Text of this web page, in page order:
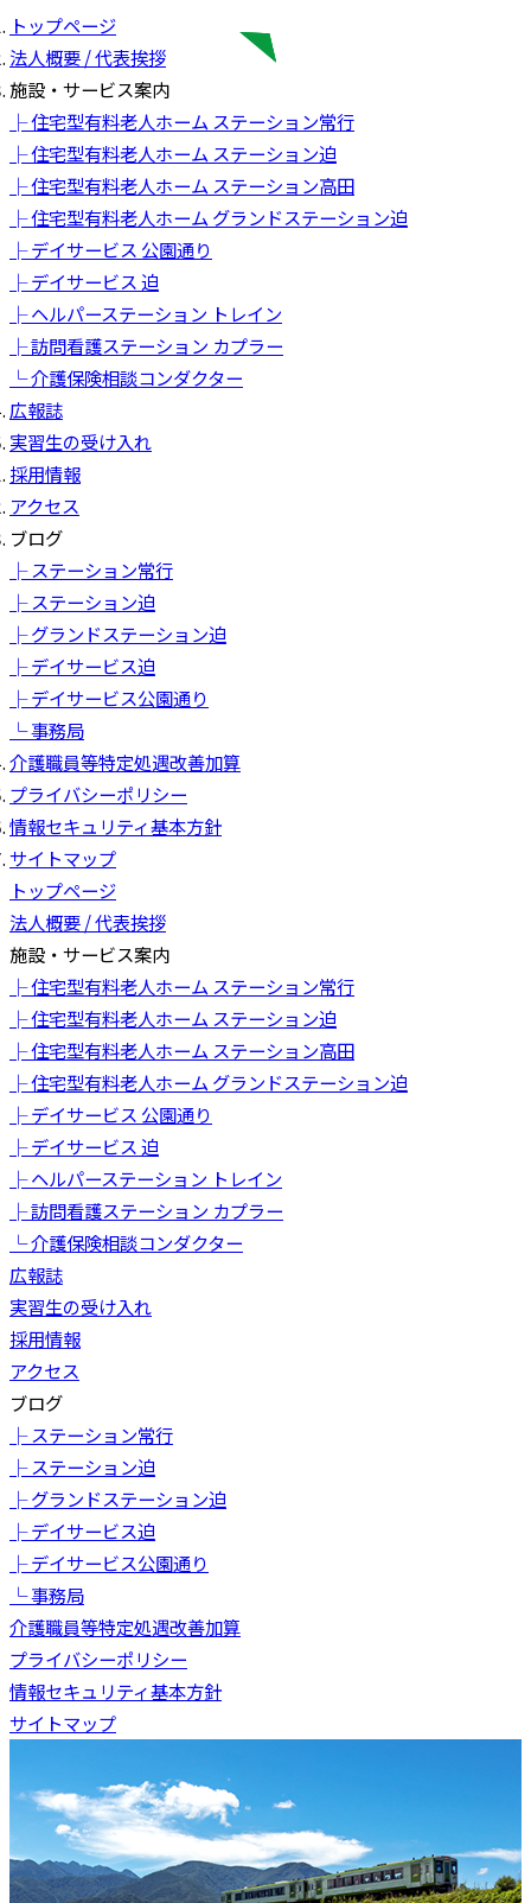
トップページ
法人概要 / 代表挨拶
施設・サービス案内
├ 住宅型有料老人ホーム ステーション常行
├ 住宅型有料老人ホーム ステーション迫
├ 住宅型有料老人ホーム ステーション高田
├ 住宅型有料老人ホーム グランドステーション迫
├ デイサービス 公園通り
├ デイサービス 迫
├ ヘルパーステーション トレイン
├ 訪問看護ステーション カプラー
└ 介護保険相談コンダクター
広報誌
実習生の受け入れ
採用情報
アクセス
ブログ
├ ステーション常行
├ ステーション迫
├ グランドステーション迫
├ デイサービス迫
├ デイサービス公園通り
└ 事務局
介護職員等特定処遇改善加算
プライバシーポリシー
情報セキュリティ基本方針
サイトマップ
トップページ
法人概要 / 代表挨拶
施設・サービス案内
├ 住宅型有料老人ホーム ステーション常行
├ 住宅型有料老人ホーム ステーション迫
├ 住宅型有料老人ホーム ステーション高田
├ 住宅型有料老人ホーム グランドステーション迫
├ デイサービス 公園通り
├ デイサービス 迫
├ ヘルパーステーション トレイン
├ 訪問看護ステーション カプラー
└ 介護保険相談コンダクター
広報誌
実習生の受け入れ
採用情報
アクセス
ブログ
├ ステーション常行
├ ステーション迫
├ グランドステーション迫
├ デイサービス迫
├ デイサービス公園通り
└ 事務局
介護職員等特定処遇改善加算
プライバシーポリシー
情報セキュリティ基本方針
サイトマップ